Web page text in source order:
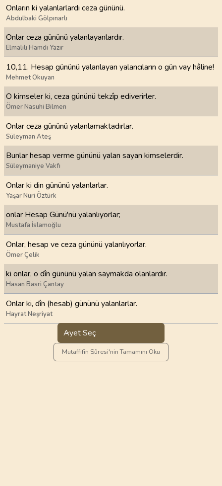
Onların ki yalanlarlardı ceza gününü.
Abdulbaki Gölpınarlı
Onlar ceza gününü yalanlayanlardır.
Elmalılı Hamdi Yazır
10,11. Hesap gününü yalanlayan yalancıların o gün vay hâline!
Mehmet Okuyan
O kimseler ki, ceza gününü tekzîp ediverirler.
Ömer Nasuhi Bilmen
Onlar ceza gününü yalanlamaktadırlar.
Süleyman Ateş
Bunlar hesap verme gününü yalan sayan kimselerdir.
Süleymaniye Vakfı
Onlar ki din gününü yalanlarlar.
Yaşar Nuri Öztürk
onlar Hesap Günü'nü yalanlıyorlar;
Mustafa İslamoğlu
Onlar, hesap ve ceza gününü yalanlıyorlar.
Ömer Çelik
ki onlar, o dîn gününü yalan saymakda olanlardır.
Hasan Basri Çantay
Onlar ki, dîn (hesab) gününü yalanlarlar.
Hayrat Neşriyat
Ayet Seç
Mutaffifin Sûresi'nin Tamamını Oku